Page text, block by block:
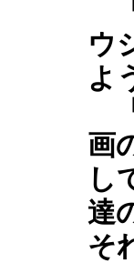
ウ
よ
画
し
達
そ